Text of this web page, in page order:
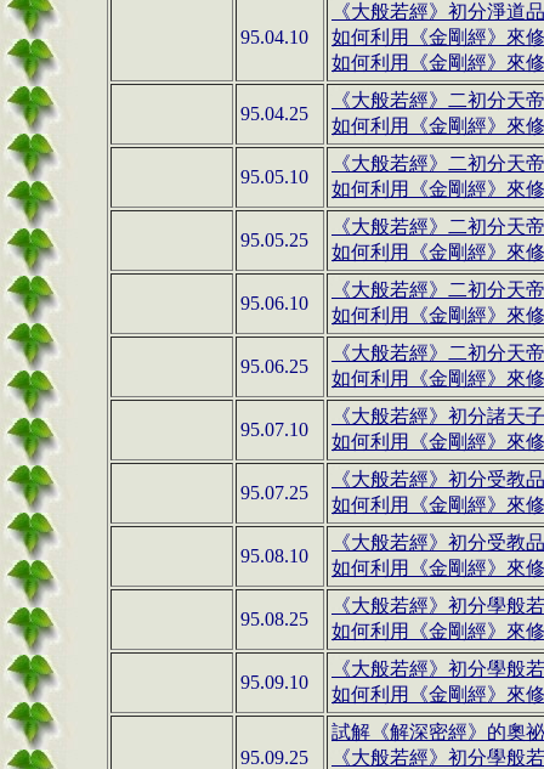
95.04.10
《大般若經》 初分淨道
如何利用《金剛經》來
如何利用《金剛經》來
95.04.25
《大般若經》
二初分天
如何利用《金剛經》來
95.05.10
《大般若經》二初分天
如何利用《金剛經》來
95.05.25
《大般若經》二初分天
如何利用《金剛經》來
95.06.10
《大般若經》二初分天
如何利用《金剛經》來
95.06.25
《大般若經》二初分天
如何利用《金剛經》來
95.07.10
《大般若經》 初分諸天
如何利用《金剛經》來
95.07.25
《大般若經》 初分受教
如何利用《金剛經》來
95.08.10
《大般若經》 初分受教
如何利用《金剛經》來
95.08.25
《大般若經》 初分學般
如何利用《金剛經》來
95.09.10
《大般若經》 初分學般
如何利用《金剛經》來
95.09.25
試解《解深密經》的奧
《大般若經》 初分學般